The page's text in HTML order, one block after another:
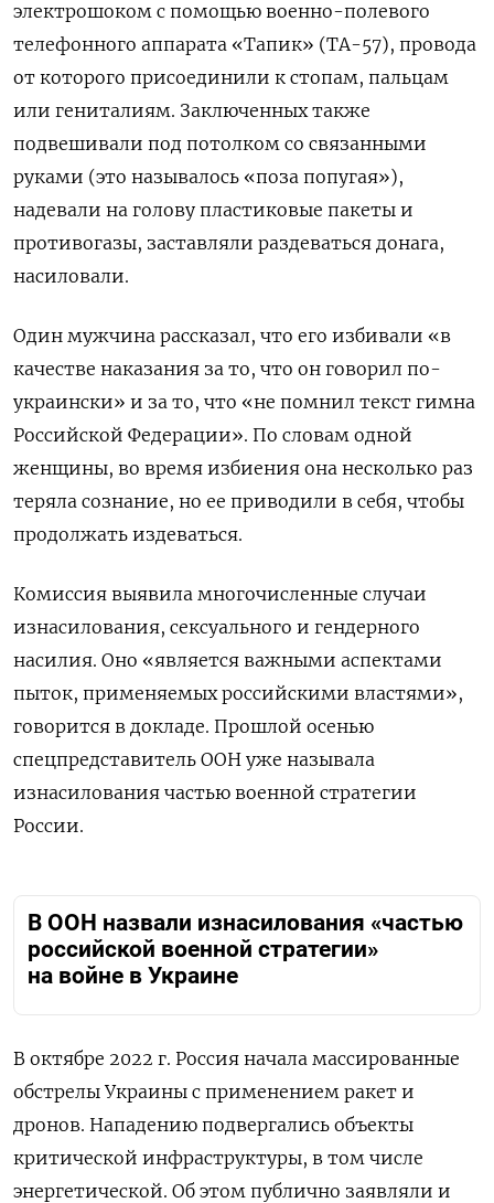
электрошоком с помощью военно-полевого
телефонного аппарата «Тапик» (ТА-57), провода
от которого присоединили к стопам, пальцам
или гениталиям. Заключенных также
подвешивали под потолком со связанными
руками (это называлось «поза попугая»),
надевали на голову пластиковые пакеты и
противогазы, заставляли раздеваться донага,
насиловали.
Один мужчина рассказал, что его избивали «в
качестве наказания за то, что он говорил по-
украински» и за то, что «не помнил текст гимна
Российской Федерации». По словам одной
женщины, во время избиения она несколько раз
теряла сознание, но ее приводили в себя, чтобы
продолжать издеваться.
Комиссия выявила многочисленные случаи
изнасилования, сексуального и гендерного
насилия. Оно «является важными аспектами
пыток, применяемых российскими властями»,
говорится в докладе. Прошлой осенью
спецпредставитель ООН уже называла
изнасилования частью военной стратегии
России.
В ООН назвали изнасилования «частью
российской военной стратегии»
на войне в Украине
В октябре 2022 г. Россия начала массированные
обстрелы Украины с применением ракет и
дронов. Нападению подвергались объекты
критической инфраструктуры, в том числе
энергетической. Об этом публично заявляли и